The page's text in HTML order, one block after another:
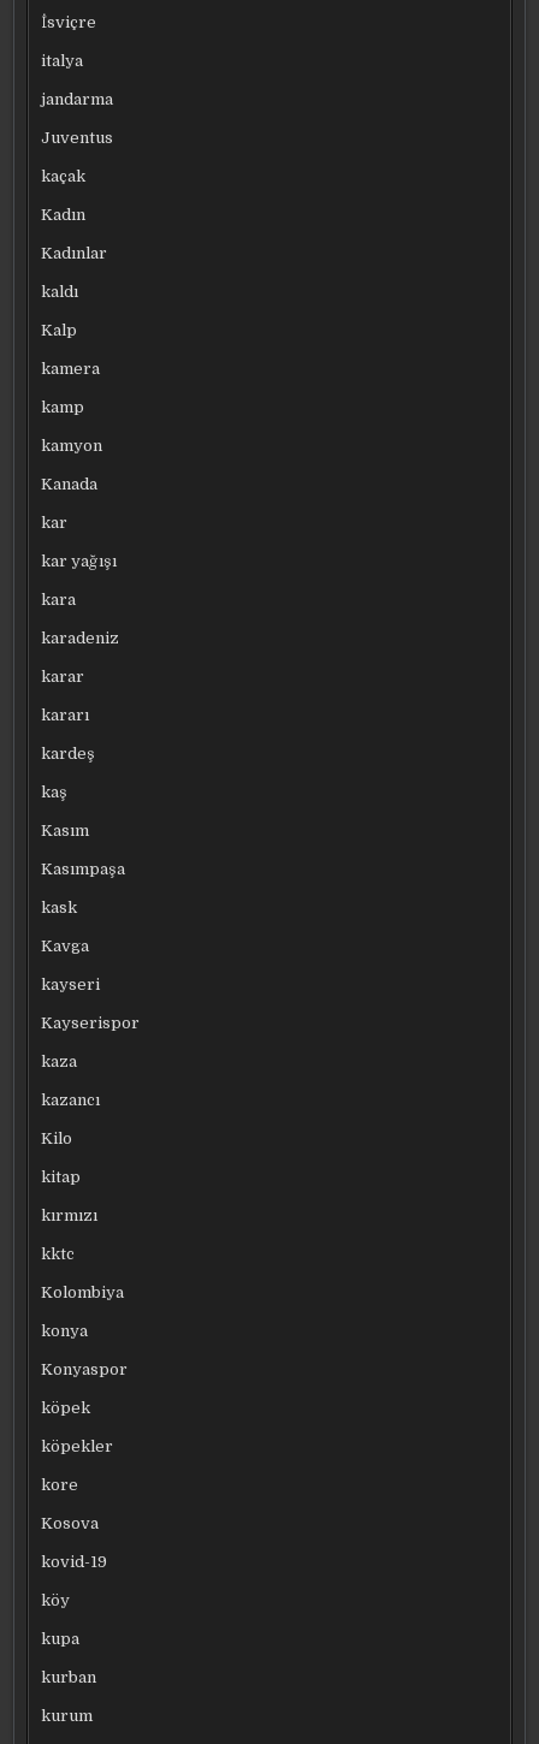
İsviçre
italya
jandarma
Juventus
kaçak
Kadın
Kadınlar
kaldı
Kalp
kamera
kamp
kamyon
Kanada
kar
kar yağışı
kara
karadeniz
karar
kararı
kardeş
kaş
Kasım
Kasımpaşa
kask
Kavga
kayseri
Kayserispor
kaza
kazancı
Kilo
kitap
kırmızı
kktc
Kolombiya
konya
Konyaspor
köpek
köpekler
kore
Kosova
kovid-19
köy
kupa
kurban
kurum